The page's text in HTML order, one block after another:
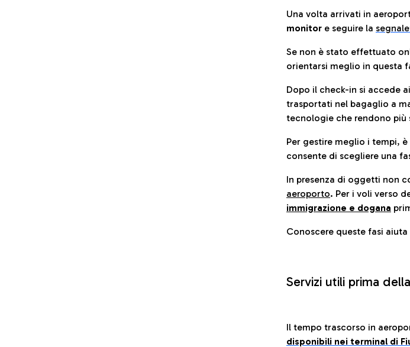
Una volta arrivati in
monitor e seguire la
Se non è stato effettuato
orientarsi meglio in questa
Dopo il check-in si accede ai
trasportati nel bagaglio a
tecnologie che rendono più
Per gestire meglio i tempi,
consente di scegliere una
In presenza di oggetti non
aeroporto. Per i voli verso
immigrazione e dogana
Conoscere queste fasi
Servizi utili prima
Il tempo trascorso in
disponibili nei terminal di